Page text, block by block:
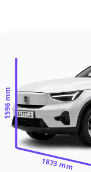
1596 mm
1873 mm